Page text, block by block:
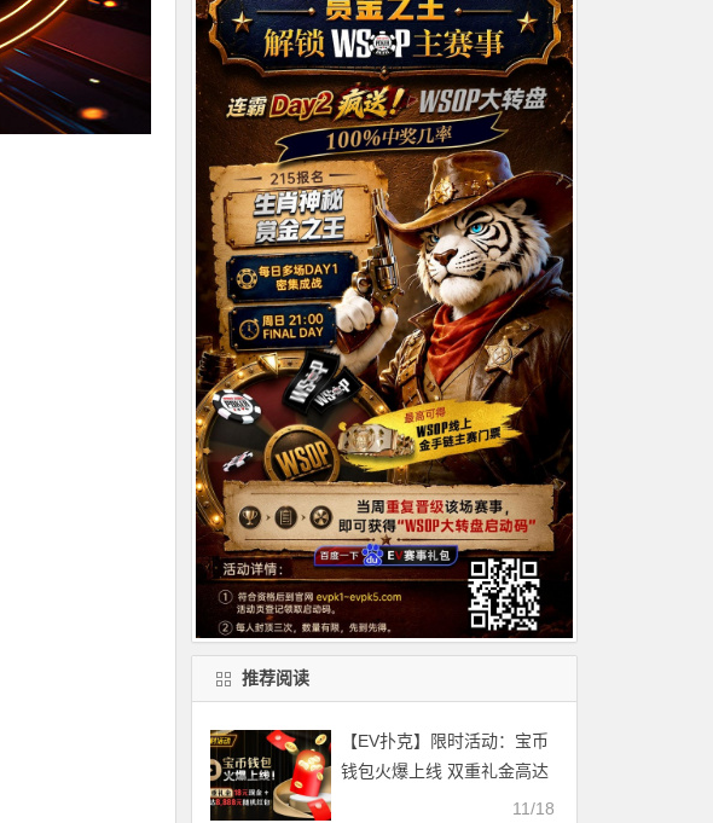
推荐阅读
【EV扑克】限时活动：宝币
钱包火爆上线 双重礼金高达
11/18